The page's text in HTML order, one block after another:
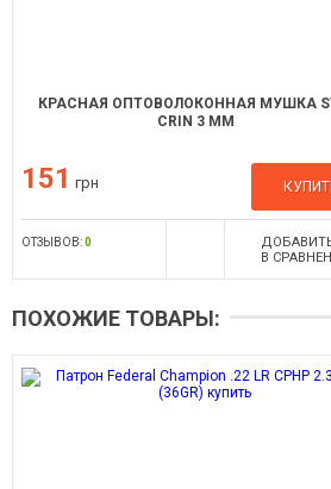
КРАСНАЯ ОПТОВОЛОКОННАЯ МУШКА
CRIN 3 ММ
151 грн
ОТЗЫВОВ:0
В
ПОХОЖИЕ ТОВАРЫ: